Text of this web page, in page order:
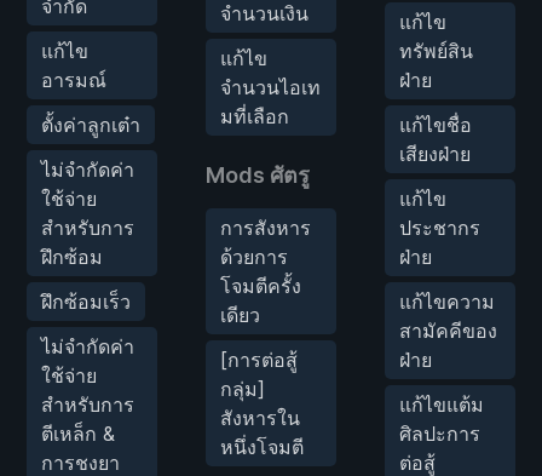
จำกัด
แก้ไข
อารมณ์
ตั้งค่าลูกเต๋า
ไม่จำกัดค่า
ใช้จ่าย
สำหรับการ
ฝึกซ้อม
ฝึกซ้อมเร็ว
ไม่จำกัดค่า
ใช้จ่าย
สำหรับการ
ตีเหล็ก &
การชงยา
จำนวนเงิน
แก้ไข
จำนวนไอเท
มที่เลือก
Mods ศัตรู
การสังหาร
ด้วยการ
โจมตีครั้ง
เดียว
[การต่อสู้
กลุ่ม]
สังหารใน
หนึ่งโจมตี
แก้ไข
ทรัพย์สิน
ฝ่าย
แก้ไขชื่อ
เสียงฝ่าย
แก้ไข
ประชากร
ฝ่าย
แก้ไขความ
สามัคคีของ
ฝ่าย
แก้ไขแต้ม
ศิลปะการ
ต่อสู้